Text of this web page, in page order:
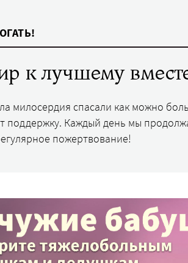
к лучшему
милосердия спасали как можно
поддержку. Каждый день мы
пожертвование!